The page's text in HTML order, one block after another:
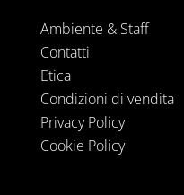
Ambiente & Staff
Contatti
Etica
Condizioni di vendita
Privacy Policy
Cookie Policy